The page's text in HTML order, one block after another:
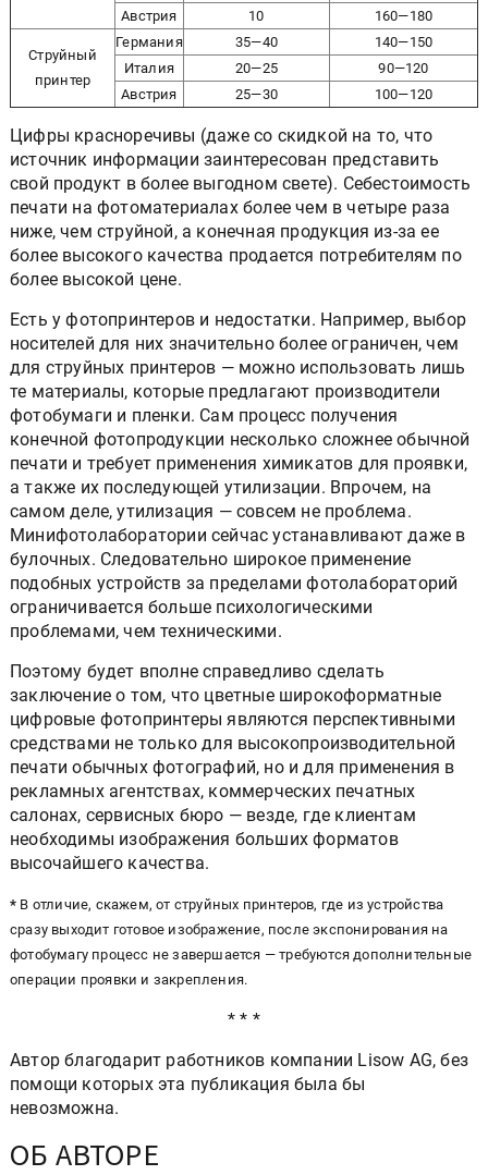
Австрия
10 160—180
Струйный
принтер
Германия 35—40
140—150
Италия
20—25
90—120
Австрия
25—30 100—120
Цифры красноречивы (даже со скидкой на то, что
источник информации заинтересован представить
свой продукт в более выгодном свете). Себестоимость
печати на фотоматериалах более чем в четыре раза
ниже, чем струйной, а конечная продукция из-за ее
более высокого качества продается потребителям по
более высокой цене.
Есть у фотопринтеров и недостатки. Например, выбор
носителей для них значительно более ограничен, чем
для струйных принтеров — можно использовать лишь
те материалы, которые предлагают производители
фотобумаги и пленки. Сам процесс получения
конечной фотопродукции несколько сложнее обычной
печати и требует применения химикатов для проявки,
а также их последующей утилизации. Впрочем, на
самом деле, утилизация — совсем не проблема.
Минифотолаборатории сейчас устанавливают даже в
булочных. Следовательно широкое применение
подобных устройств за пределами фотолабораторий
ограничивается больше психологическими
проблемами, чем техническими.
Поэтому будет вполне справедливо сделать
заключение о том, что цветные широкоформатные
цифровые фотопринтеры являются перспективными
средствами не только для высокопроизводительной
печати обычных фотографий, но и для применения в
рекламных агентствах, коммерческих печатных
салонах, сервисных бюро — везде, где клиентам
необходимы изображения больших форматов
высочайшего качества.
* В отличие, скажем, от струйных принтеров, где из устройства
сразу выходит готовое изображение, после экспонирования на
фотобумагу процесс не завершается — требуются дополнительные
операции проявки и закрепления.
* * *
Автор благодарит работников компании Lisow AG, без
помощи которых эта публикация была бы
невозможна.
ОБ АВТОРЕ